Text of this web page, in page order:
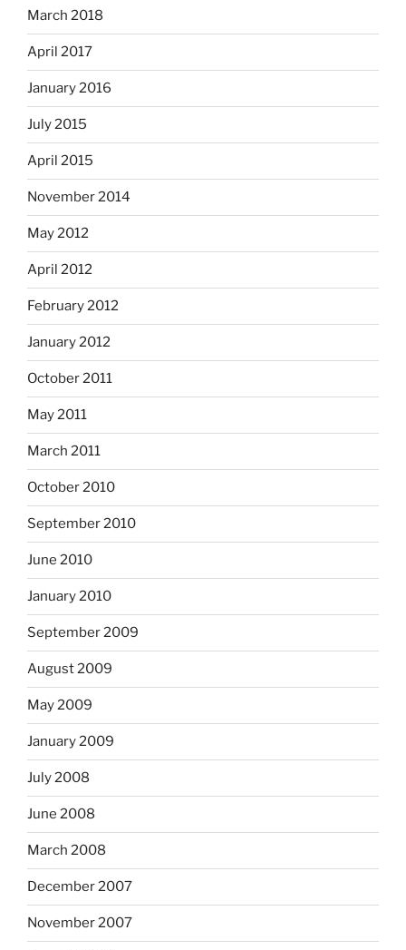
March 2018
April 2017
January 2016
July 2015
April 2015
November 2014
May 2012
April 2012
February 2012
January 2012
October 2011
May 2011
March 2011
October 2010
September 2010
June 2010
January 2010
September 2009
August 2009
May 2009
January 2009
July 2008
June 2008
March 2008
December 2007
November 2007